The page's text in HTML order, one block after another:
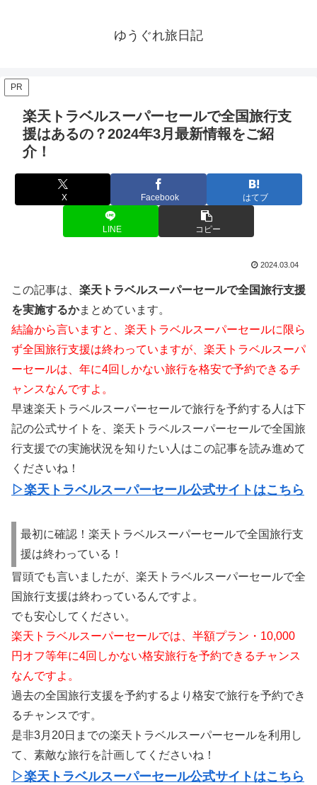
ゆうぐれ旅日記
PR
楽天トラベルスーパーセールで全国旅行支
援はあるの？2024年3月最新情報をご紹
介！
X Facebook はてブ
LINE コピー
2024.03.04
この記事は、 楽天トラベルスーパーセールで全国旅行支援
を実施するかまとめています。
結論から言いますと、楽天トラベルスーパーセールに限ら
ず全国旅行支援は終わっていますが、楽天トラベルスーパ
ーセールは、年に4回しかない旅行を格安で予約できるチ
ャンスなんですよ。
早速楽天トラベルスーパーセールで旅行を予約する人は下
記の公式サイトを、楽天トラベルスーパーセールで全国旅
行支援での実施状況を知りたい人はこの記事を読み進めて
くださいね！
▷楽天トラベルスーパーセール公式サイトはこちら
最初に確認！楽天トラベルスーパーセールで全国旅行支
援は終わっている！
冒頭でも言いましたが、楽天トラベルスーパーセールで全
国旅行支援は終わっているんですよ。
でも安心してください。
楽天トラベルスーパーセールでは、半額プラン・10,000
円オフ等年に4回しかない格安旅行を予約できるチャンス
なんですよ。
過去の全国旅行支援を予約するより格安で旅行を予約でき
るチャンスです。
是非3月20日までの楽天トラベルスーパーセールを利用し
て、素敵な旅行を計画してくださいね！
▷楽天トラベルスーパーセール公式サイトはこちら